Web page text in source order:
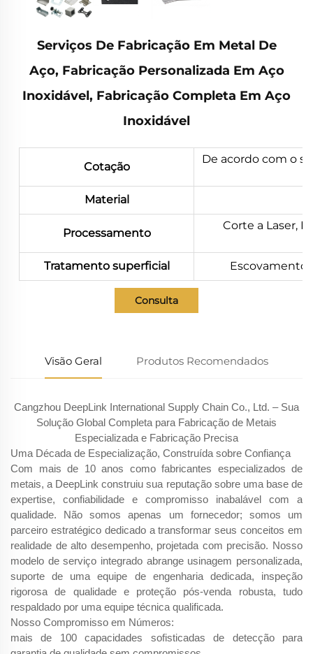
Serviços De Fabricação Em Metal De
Aço, Fabricação Personalizada Em Aço
Inoxidável, Fabricação Completa Em Aço
Inoxidável
Cotação
De acordo com o
Material
Processamento
Corte a Laser,
Tratamento superficial Escovamento,
Consulta
Visão Geral Produtos Recomendados
Cangzhou DeepLink International Supply Chain Co., Ltd. – Sua
Solução Global Completa para Fabricação de Metais
Especializada e Fabricação Precisa
Uma Década de Especialização, Construída sobre Confiança
Com mais de 10 anos como fabricantes especializados de
metais, a DeepLink construiu sua reputação sobre uma base de
expertise, confiabilidade e compromisso inabalável com a
qualidade. Não somos apenas um fornecedor; somos um
parceiro estratégico dedicado a transformar seus conceitos em
realidade de alto desempenho, projetada com precisão. Nosso
modelo de serviço integrado abrange usinagem personalizada,
suporte de uma equipe de engenharia dedicada, inspeção
rigorosa de qualidade e proteção pós-venda robusta, tudo
respaldado por uma equipe técnica qualificada.
Nosso Compromisso em Números:
mais de 100 capacidades sofisticadas de detecção para